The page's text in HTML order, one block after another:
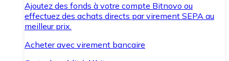
Ajoutez des fonds à votre compte Bitnovo ou
effectuez des achats directs par virement SEPA au
meilleur prix.
Acheter avec virement bancaire